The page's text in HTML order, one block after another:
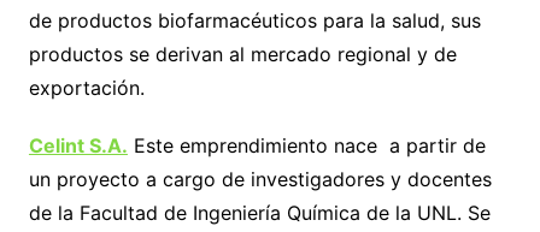
de productos biofarmacéuticos para la salud, sus
productos se derivan al mercado regional y de
exportación.
Celint S.A. Este emprendimiento nace a partir de
un proyecto a cargo de investigadores y docentes
de la Facultad de Ingeniería Química de la UNL. Se